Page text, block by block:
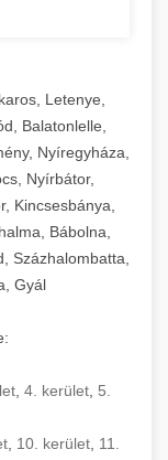
Letenye,
Balatonlelle,
Nyíregyháza,
Nyírbátor,
Kincsesbánya,
Bábolna,
Százhalombatta,
Gyál
4. kerület 5.
, 10. kerület, 11.